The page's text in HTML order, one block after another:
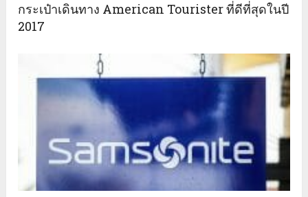
กระเป๋าเดินทาง American Tourister ที่ดีที่สุดในปี
2017